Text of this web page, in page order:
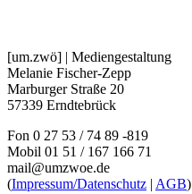
[um.zwö] | Mediengestaltung
Melanie Fischer-Zepp
Marburger Straße 20
57339 Erndtebrück
Fon 0 27 53 / 74 89 -819
Mobil 01 51 / 167 166 71
mail@umzwoe.de
(Impressum/Datenschutz | AGB)